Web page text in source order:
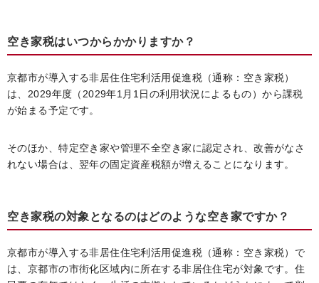
空き家税はいつからかかりますか？
京都市が導入する非居住住宅利活用促進税（通称：空き家税）
は、2029年度（2029年1月1日の利用状況によるもの）から課税
が始まる予定です。
そのほか、特定空き家や管理不全空き家に認定され、改善がなさ
れない場合は、翌年の固定資産税額が増えることになります。
空き家税の対象となるのはどのような空き家ですか？
京都市が導入する非居住住宅利活用促進税（通称：空き家税）で
は、京都市の市街化区域内に所在する非居住住宅が対象です。住